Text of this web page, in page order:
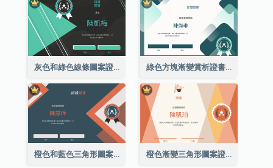
灰色和綠色線條圖案證書 綠色方塊漸變賞析證書
橙色和藍色三角形圖案證書 橙色漸變三角形圖案證書